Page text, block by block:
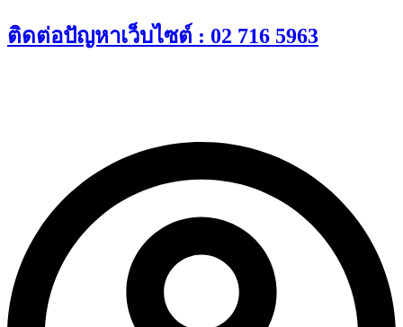
Skip
to
ติดต่อปัญหาเว็บไซต์ : 02 716 5963